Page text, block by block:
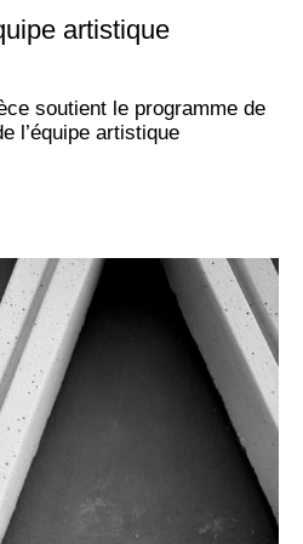
artistique
soutient le programme de
l’équipe artistique